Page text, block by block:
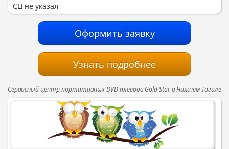
СЦ не указал
Оформить заявку
Узнать подробнее
Сервисный центр портативных DVD плееров Gold Star в Нижнем Тагиле